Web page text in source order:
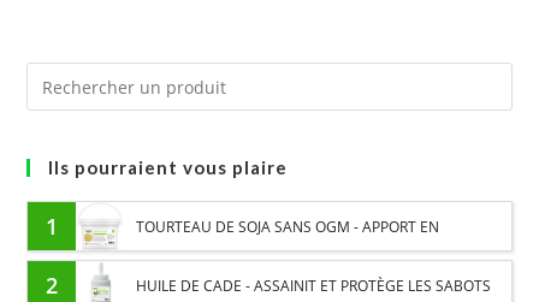
Ils pourraient vous plaire
1 TOURTEAU DE SOJA SANS OGM - APPORT EN
PROTÉINES ET SOUTIEN ÉNERGÉTIQUE POUR CHEVAUX
2 HUILE DE CADE - ASSAINIT ET PROTÈGE LES SABOTS